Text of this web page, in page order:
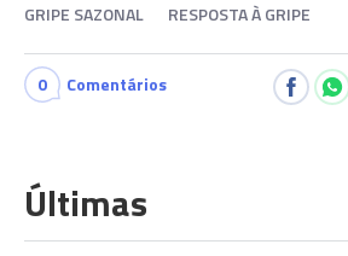
GRIPE SAZONAL
RESPOSTA À GRIPE
0 Comentários
Últimas